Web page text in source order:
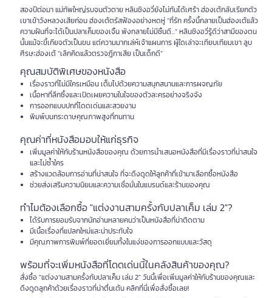
สองปีต่อมา แม่ทัพใหญ่รบจนตัวตาย หลินชิงอวี่ยังไม่ทันได้เศร้า ฮ่องเต้กลับเรียกตัว
เขาเข้าวังหลวงเสียก่อน ฮ่องเต้ตรัสฟ้องอย่างหดหู่ “ที่รัก ครั้งนี้กลายเป็นฮ่องเต้แล้ว
ความฝันที่จะได้เป็นปลาเค็มของเจิ้น พังทลายไม่มีชิ้นดี...” หลินชิงอวี่รู้ดีว่าสามีของตน
นั้นแม้จะขี้เกียจตัวเป็นขน แต่ความมากเล่ห์เจ้าแผนการ ผู้ใดเล่าจะเทียบเทียมเขา ลูบ
ศีรษะฮ่องเต้ “เลิกคิดแล้วตรวจฎีกาเสีย เป็นเด็กดี”
คุณสมบัติพิเศษของหนังสือ
เรื่องราวที่ไม่มีใครเหมือน เต็มไปด้วยความสนุกสนานและการผจญภัย
เนื้อหาที่ลึกซึ้งและเปิดเผยความในใจของตัวละครอย่างจริงจัง
การออกแบบปกที่โดดเด่นและสวยงาม
พิมพ์บนกระดาษคุณภาพสูงที่ทนทาน
คุณค่าที่หนังสือมอบให้แก่ธุรกิจ
เพิ่มมูลค่าให้กับร้านหนังสือของคุณ ด้วยการนำเสนอหนังสือที่มีเรื่องราวที่น่าสนใจ
และไม่ซ้ำใคร
สร้างแวดล้อมการอ่านที่น่าสนใจ ที่จะดึงดูดให้ลูกค้าที่เข้ามาเลือกซื้อหนังสือ
ช่วยส่งเสริมความนิยมและความเชื่อมั่นในแบรนด์และร้านของคุณ
ทำไมต้องเลือกซื้อ "แต่งงานสามครั้งกับปลาเค็ม เล่ม 2"?
ได้รับการยอมรับจากนักอ่านหลายคนว่าเป็นหนังสือที่น่าติดตาม
มีเนื้อเรื่องที่แปลกใหม่และน่าประทับใจ
มีคุณภาพการพิมพ์ที่ยอดเยี่ยมทั้งในแง่ของการออกแบบและวัสดุ
พร้อมที่จะเพิ่มหนังสือที่โดดเด่นนี้ในคลังสินค้าของคุณ?
สั่งซื้อ "แต่งงานสามครั้งกับปลาเค็ม เล่ม 2" วันนี้เพื่อเพิ่มมูลค่าให้กับร้านของคุณและ
ดึงดูดลูกค้าด้วยเรื่องราวที่น่าตื่นเต้น คลิกที่นี่เพื่อสั่งซื้อเลย!